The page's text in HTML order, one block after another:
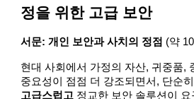
정을 위한 고급 보안
서문: 개인 보안과 사치의 정점 (약
현대 사회에서 가정의 자산, 귀중품,
중요성이 점점 더 강조되면서, 단순
고급스럽고 정교한 보안 솔루션이 요